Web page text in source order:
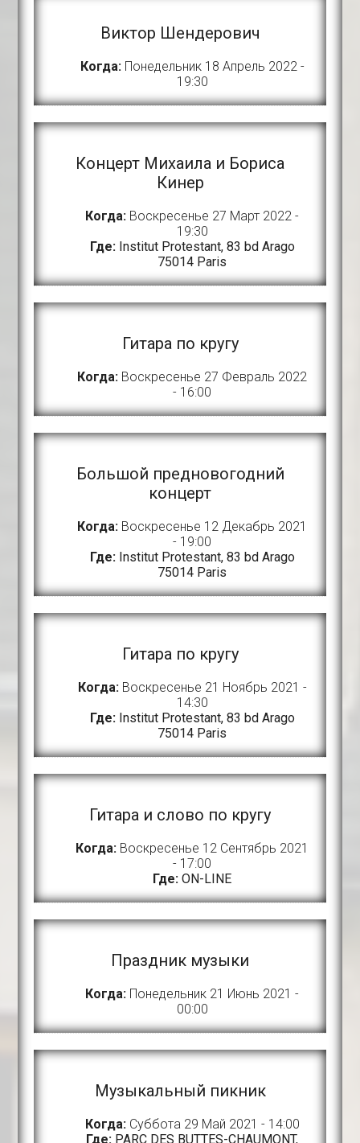
Виктор Шендерович
Когда:Понедельник 18 Апрель 2022 -
19:30
Концерт Михаила и Бориса
Кинер
Когда: Воскресенье 27 Март 2022 -
19:30
Где: Institut Protestant, 83 bd Arago
75014 Paris
Гитара по кругу
Когда: Воскресенье 27 Февраль 2022
- 16:00
Большой предновогодний
концерт
Когда: Воскресенье 12 Декабрь 2021
- 19:00
Где: Institut Protestant, 83 bd Arago
75014 Paris
Гитара по кругу
Когда:Воскресенье 21 Ноябрь 2021 -
14:30
Где: Institut Protestant, 83 bd Arago
75014 Paris
Гитара и слово по кругу
Когда: Воскресенье 12 Сентябрь 2021
- 17:00
Где: ON-LINE
Праздник музыки
Когда: Понедельник 21 Июнь 2021 -
00:00
Музыкальный пикник
Когда:Суббота 29 Май 2021 - 14:00
Где: PARC DES BUTTES-CHAUMONT,